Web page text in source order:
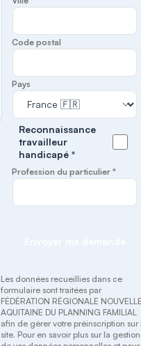
Code postal
Pays
Reconnaissance
travailleur
handicapé *
Profession du particulier *
Les données recueillies dans ce
formulaire sont traitées par
FÉDÉRATION RÉGIONALE
AQUITAINE DU PLANNING FAMILIAL
afin de gérer votre préinscription sur
site. Pour en savoir plus sur la gestion